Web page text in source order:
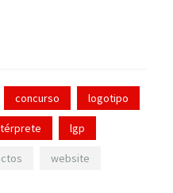
concurso logotipo
lgp
website